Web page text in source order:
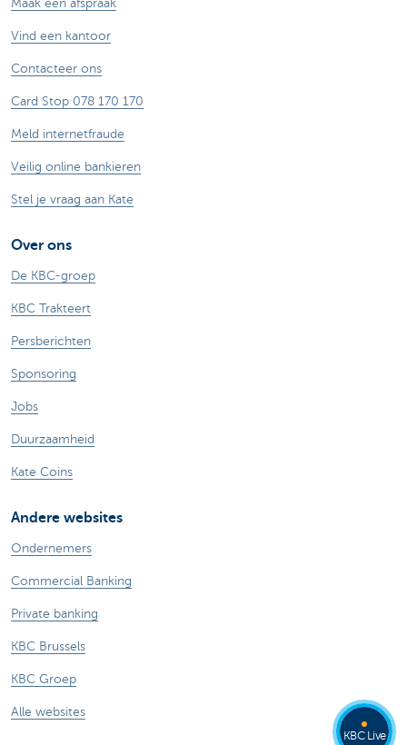
Maak een afspraak
Vind een kantoor
Contacteer ons
Card Stop 078 170 170
Meld internetfraude
Veilig online bankieren
Stel je vraag aan Kate
Over ons
De KBC-groep
KBC Trakteert
Persberichten
Sponsoring
Jobs
Duurzaamheid
Kate Coins
Andere websites
Ondernemers
Commercial Banking
Private banking
KBC Brussels
KBC Groep
Alle websites
KBC Live